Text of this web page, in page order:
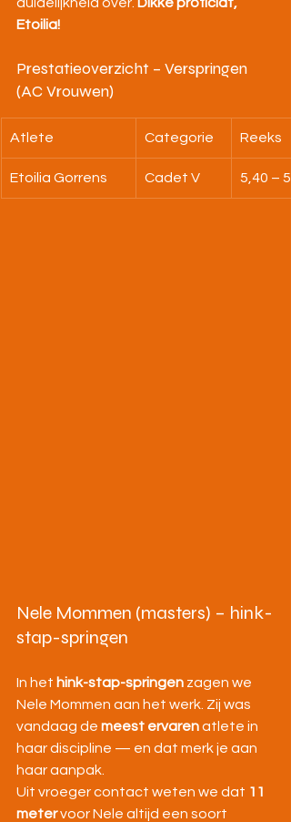
Etoilia!
Prestatieoverzicht – Verspringen
(AC Vrouwen)
Atlete Categorie Reeks
Etoilia Gorrens Cadet V 5,40 –
Nele Mommen (masters) – hink-
stap-springen
In het hink-stap-springen zagen we
Nele Mommen aan het werk. Zij was
vandaag de meest ervaren atlete in
haar discipline — en dat merk je aan
haar aanpak.
Uit vroeger contact weten we dat 11
meter voor Nele altijd een soort